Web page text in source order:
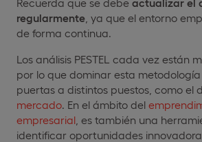
regularmente , ya que el entorno
de forma continua.
Los análisis PESTEL cada vez están
por lo que dominar esta
puertas a distintos puestos, como el
mercado . En el ámbito del
empresarial , es también una
identificar oportunidades